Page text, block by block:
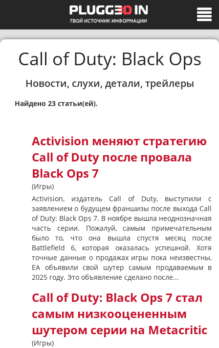
Call of Duty: Black Ops
Новости, слухи, детали, трейлеры
Найдено 23 статьи(ей).
Activision меняют стратегию
Call of Duty после провала
Black Ops 7
(Игры)
Activision, издатель Call of Duty, выступили с
заявлением о будущем франшизы после выхода Call
of Duty: Black Ops 7. В ноябре вышла неоднозначная
часть серии. Пожалуй, самым примечательным
было то, что она вышла спустя месяц после
Battlefield 6, которая оказалась успешной. Хотя
точные данные о продажах игры пока неизвестны,
EA объявили свой шутер самым продаваемым в
2025 году. Это объявление сделано после...
Call of Duty: Black Ops 7 стал
самым низкооцененным
шутером серии на Metacritic
(Игры)